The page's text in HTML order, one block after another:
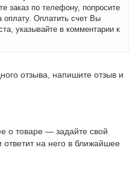
заказ по телефону, попросите
оплату. Оплатить счет Вы
указывайте в комментарии к
отзыва, напишите отзыв и
о товаре — задайте свой
на него в ближайшее